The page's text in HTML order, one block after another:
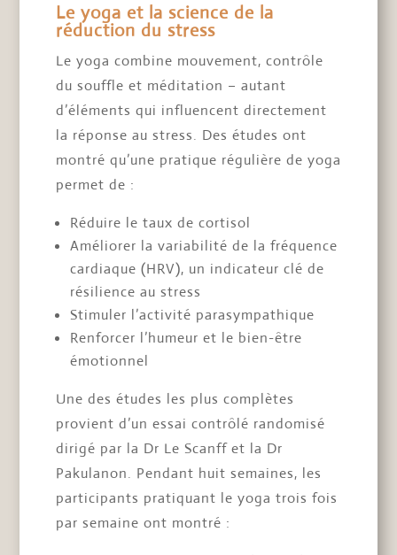
Le yoga et la science de la
réduction du stress
Le yoga combine mouvement, contrôle
du souffle et méditation – autant
d’éléments qui influencent directement
la réponse au stress. Des études ont
montré qu’une pratique régulière de yoga
permet de :
Réduire le taux de cortisol
Améliorer la variabilité de la fréquence
cardiaque (HRV), un indicateur clé de
résilience au stress
Stimuler l’activité parasympathique
Renforcer l’humeur et le bien-être
émotionnel
Une des études les plus complètes
provient d’un essai contrôlé randomisé
dirigé par la Dr Le Scanff et la Dr
Pakulanon. Pendant huit semaines, les
participants pratiquant le yoga trois fois
par semaine ont montré :